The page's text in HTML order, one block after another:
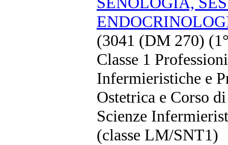
(3041 (DM 270)
Classe 1
Infermieristiche e
Ostetrica e Corso
Scienze
(classe LM/SNT1)